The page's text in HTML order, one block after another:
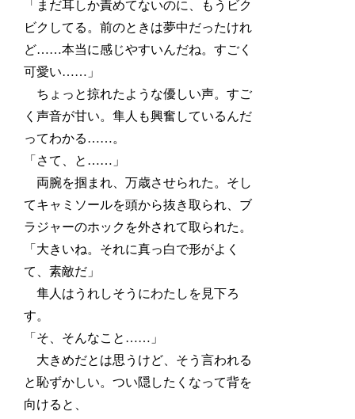
「まだ耳しか責めてないのに、もうビク
ビクしてる。前のときは夢中だったけれ
ど……本当に感じやすいんだね。すごく
可愛い……」
ちょっと掠れたような優しい声。すご
く声音が甘い。隼人も興奮しているんだ
ってわかる……。
「さて、と……」
両腕を掴まれ、万歳させられた。そし
てキャミソールを頭から抜き取られ、ブ
ラジャーのホックを外されて取られた。
「大きいね。それに真っ白で形がよく
て、素敵だ」
隼人はうれしそうにわたしを見下ろ
す。
「そ、そんなこと……」
大きめだとは思うけど、そう言われる
と恥ずかしい。つい隠したくなって背を
向けると、